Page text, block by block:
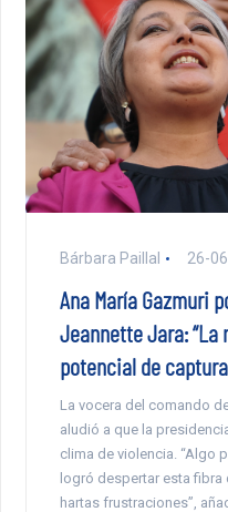
Bárbara Paillal 26-
Ana María Gazmuri
Jeannette Jara: “La
potencial de
La vocera del comando
aludió a que la
clima de violencia. “Algo
logró despertar esta
hartas frustraciones”,